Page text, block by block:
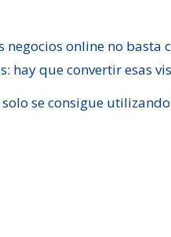
negocios online no basta
hay que convertir esas
solo se consigue